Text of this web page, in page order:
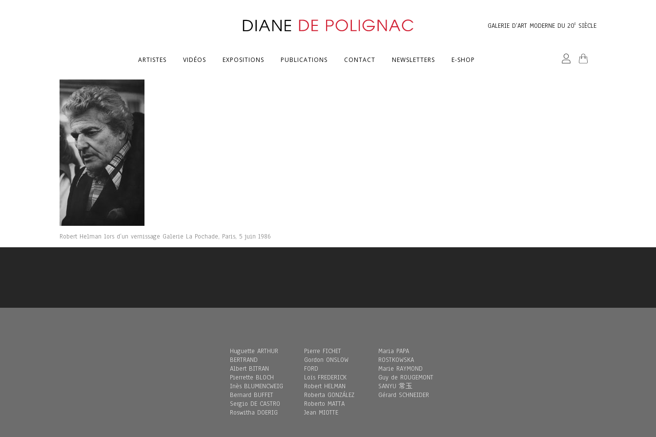
GALERIE D’ART MODERNE DU 20E SIÈCLE
ARTISTES VIDÉOS EXPOSITIONS PUBLICATIONS CONTACT NEWSLETTERS E-SHOP
Robert Helman lors d’un vernissage Galerie La Pochade, Paris, 5 juin 1986
Huguette ARTHUR
BERTRAND
Albert BITRAN
Pierrette BLOCH
Inès BLUMENCWEIG
Bernard BUFFET
Sergio DE CASTRO
Roswitha DOERIG
Pierre FICHET
Gordon ONSLOW
FORD
Loïs FREDERICK
Robert HELMAN
Roberta GONZÁLEZ
Roberto MATTA
Jean MIOTTE
Maria PAPA
ROSTKOWSKA
Marie RAYMOND
Guy de ROUGEMONT
SANYU 常玉
Gérard SCHNEIDER